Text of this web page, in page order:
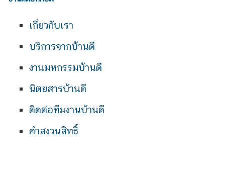
เกี่ยวกับเรา
บริการจากบ้านดี
งานมหกรรมบ้านดี
นิตยสารบ้านดี
ติดต่อทีมงานบ้านดี
คำสงวนสิทธิ์